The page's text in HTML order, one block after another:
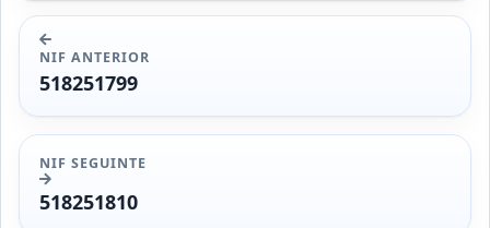
NIF ANTERIOR
518251799
NIF SEGUINTE
518251810